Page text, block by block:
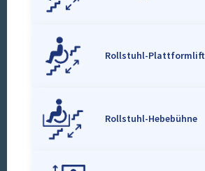
Rollstuhl-Plattformlift
Rollstuhl-Hebebühne